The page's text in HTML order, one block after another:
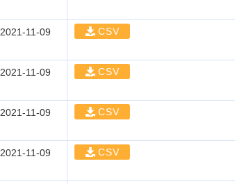
2021-11-09 CSV
2021-11-09 CSV
2021-11-09 CSV
2021-11-09 CSV